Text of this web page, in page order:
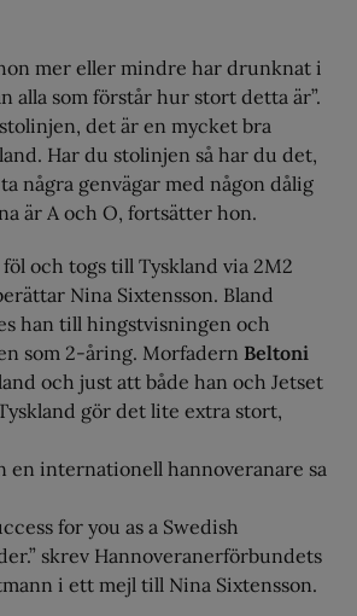
mer eller mindre har drunknat i
alla som förstår hur stort detta är”.
det är en mycket bra
Har du stolinjen så har du det,
några genvägar med någon dålig
är A och O, fortsätter hon.
föl och togs till Tyskland via 2M2
Nina Sixtensson. Bland
han till hingstvisningen och
som 2-åring. Morfadern Beltoni
och just att både han och Jetset
gör det lite extra stort,
en internationell hannoveranare sa
for you as a Swedish
skrev Hannoveranerförbundets
i ett mejl till Nina Sixtensson.